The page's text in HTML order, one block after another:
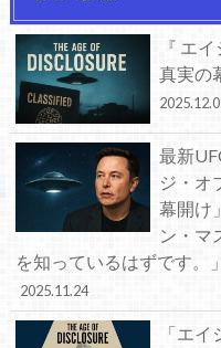
『 エ
真実の
最新
ジ・オ
幕開け
ン・マ
を知っているはずです。」
2025.11.24
「エ